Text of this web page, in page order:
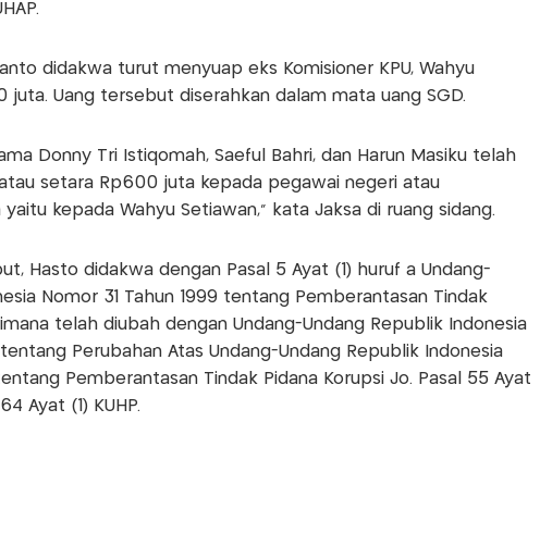
didakwa turut menyuap eks Komisioner KPU, Wahyu
juta. Uang tersebut diserahkan dalam mata uang SGD.
Donny Tri Istiqomah, Saeful Bahri, dan Harun Masiku telah
setara Rp600 juta kepada pegawai negeri atau
kepada Wahyu Setiawan," kata Jaksa di ruang sidang.
Hasto didakwa dengan Pasal 5 Ayat (1) huruf a Undang-
Nomor 31 Tahun 1999 tentang Pemberantasan Tindak
telah diubah dengan Undang-Undang Republik Indonesia
Perubahan Atas Undang-Undang Republik Indonesia
Pemberantasan Tindak Pidana Korupsi Jo. Pasal 55 Ayat
Ayat (1) KUHP.